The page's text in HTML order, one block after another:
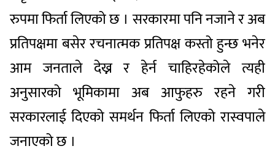
रुपमा फिर्ता लिएको छ । सरकारमा पनि नजाने र अब
प्रतिपक्षमा बसेर रचनात्मक प्रतिपक्ष कस्तो हुन्छ भनेर
आम जनताले देख्न र हेर्न चाहिरहेकोले त्यही
अनुसारको भूमिकामा अब आफुहरु रहने गरी
सरकारलाई दिएको समर्थन फिर्ता लिएको रास्वपाले
जनाएको छ ।